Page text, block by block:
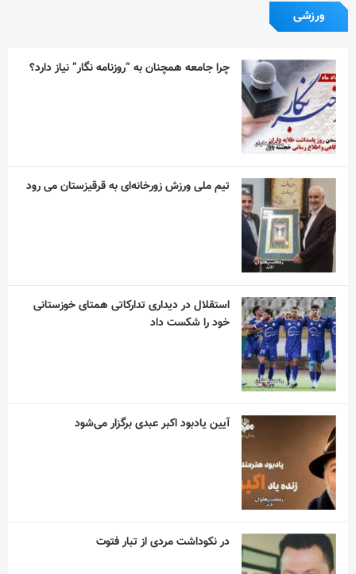
ورزشی
چرا جامعه همچنان به “روزنامه نگار” نیاز دارد؟
تیم ملی ورزش زورخانه‌ای به قرقیزستان می رود
استقلال در دیداری تدارکاتی همتای خوزستانی
خود را شکست داد
آیین یادبود اکبر عبدی برگزار می‌شود
در نکوداشت مردی از تبار فتوت